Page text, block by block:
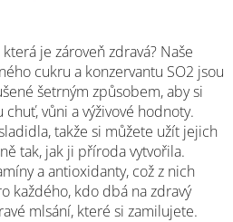
je zároveň zdravá? Naše
cukru a konzervantu SO2 jsou
šetrným způsobem, aby si
vůni a výživové hodnoty.
takže si můžete užít jejich
tak, jak ji příroda vytvořila.
a antioxidanty, což z nich
každého, kdo dbá na zdravý
mlsání, které si zamilujete.